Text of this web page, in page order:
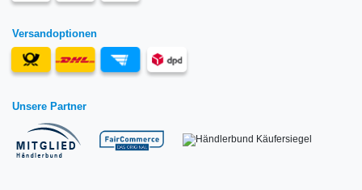
Versandoptionen
Unsere Partner